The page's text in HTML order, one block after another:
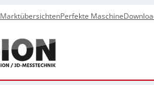
MarktübersichtenPerfekte Maschine